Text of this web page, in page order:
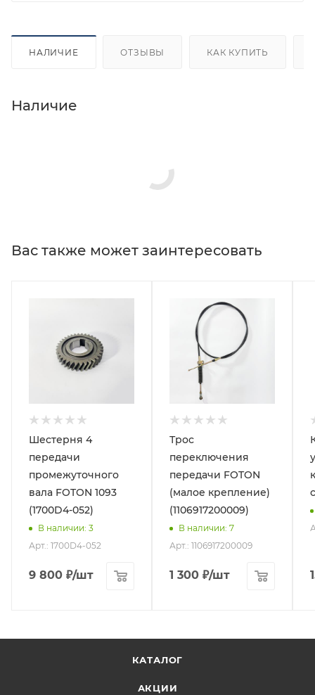
НАЛИЧИЕ ОТЗЫВЫ КАК КУПИТЬ
Наличие
Вас также может заинтересовать
Шестерня 4
передачи
промежуточного
вала FOTON 1093
(1700D4-052)
В наличии: 3
Арт.: 1700D4-052
9 800 ₽/шт
Трос
переключения
передачи FOTON
(малое крепление)
(1106917200009)
В наличии: 7
Арт.: 1106917200009
1 300 ₽/шт
КАТАЛОГ
АКЦИИ